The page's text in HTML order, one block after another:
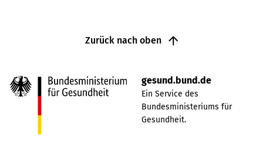
Zurück nach oben
gesund.bund.de
Ein Service des
Bundesministeriums für
Gesundheit.